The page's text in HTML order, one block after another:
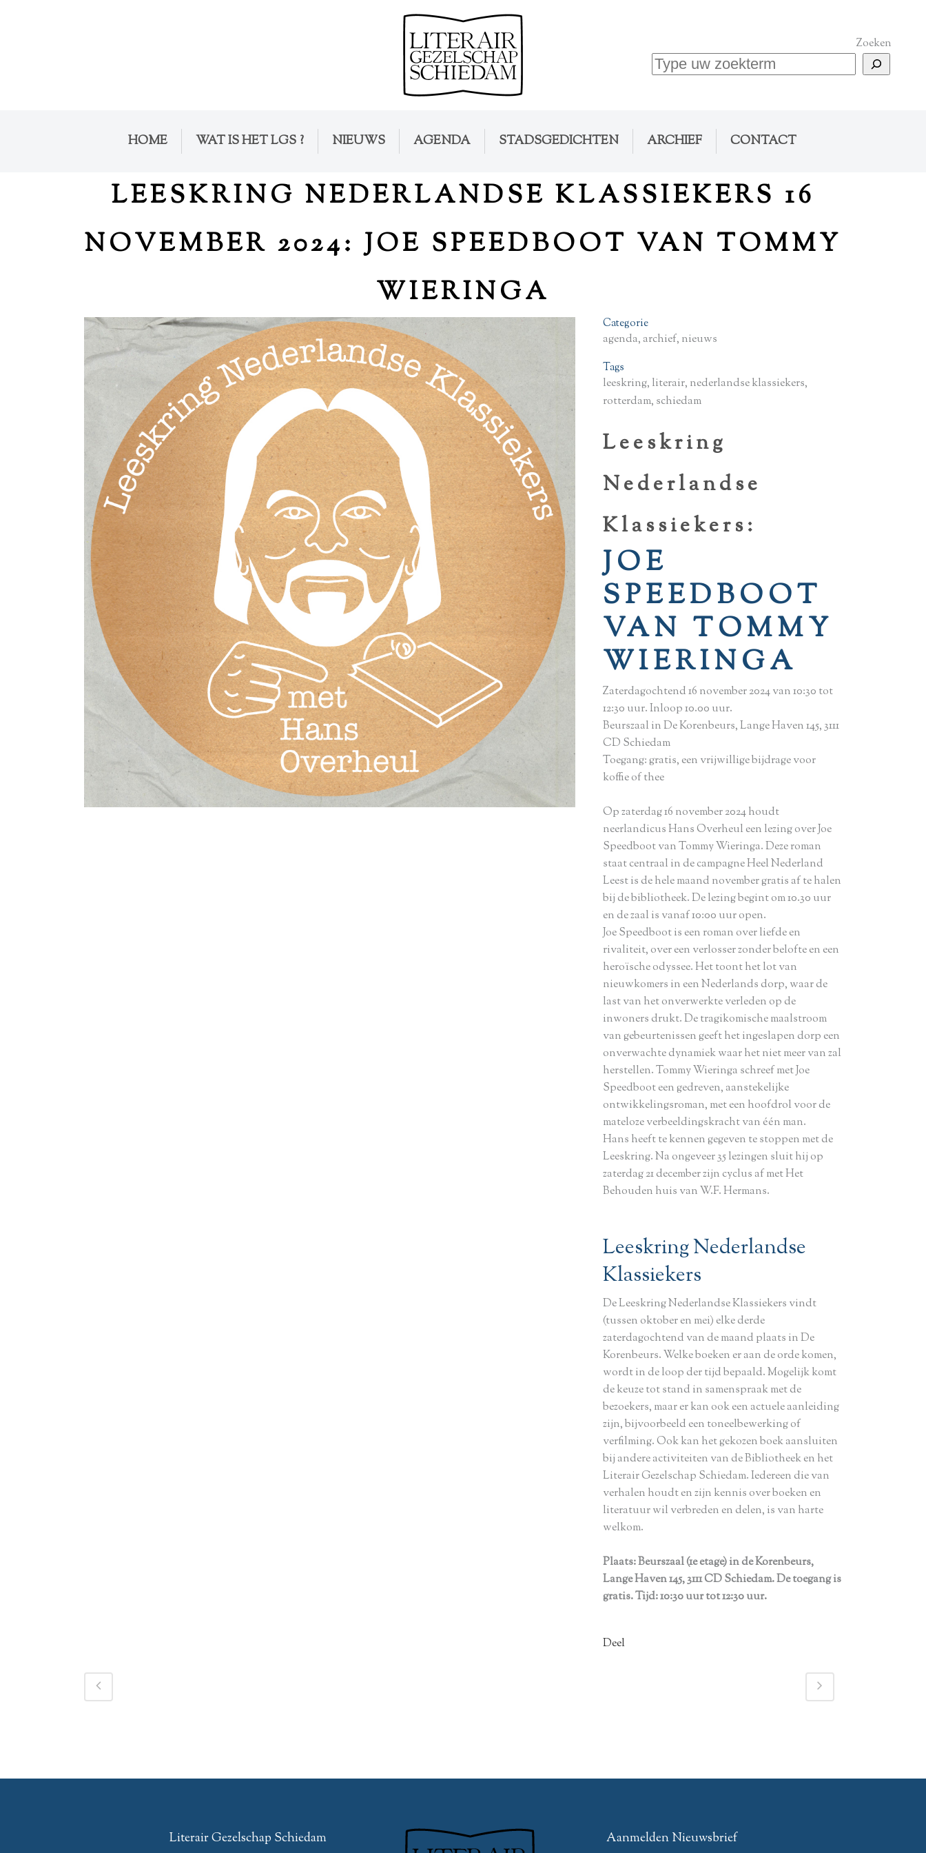
Zoeken
HOME WAT IS HET LGS ? NIEUWS AGENDA STADSGEDICHTEN ARCHIEF CONTACT
LEESKRING NEDERLANDSE KLASSIEKERS 16
NOVEMBER 2024: JOE SPEEDBOOT VAN TOMMY
WIERINGA
Categorie
agenda, archief, nieuws
Tags
leeskring, literair, nederlandse klassiekers,
rotterdam, schiedam
Leeskring
Nederlandse
Klassiekers:
JOE
SPEEDBOOT
VAN TOMMY
WIERINGA
Zaterdagochtend 16 november 2024 van 10:30 tot
12:30 uur. Inloop 10.00 uur.
Beurszaal in De Korenbeurs, Lange Haven 145, 3111
CD Schiedam
Toegang: gratis, een vrijwillige bijdrage voor
koffie of thee
Op zaterdag 16 november 2024 houdt
neerlandicus Hans Overheul een lezing over Joe
Speedboot van Tommy Wieringa. Deze roman
staat centraal in de campagne Heel Nederland
Leest is de hele maand november gratis af te halen
bij de bibliotheek. De lezing begint om 10.30 uur
en de zaal is vanaf 10:00 uur open.
Joe Speedboot is een roman over liefde en
rivaliteit, over een verlosser zonder belofte en een
heroïsche odyssee. Het toont het lot van
nieuwkomers in een Nederlands dorp, waar de
last van het onverwerkte verleden op de
inwoners drukt. De tragikomische maalstroom
van gebeurtenissen geeft het ingeslapen dorp een
onverwachte dynamiek waar het niet meer van zal
herstellen. Tommy Wieringa schreef met Joe
Speedboot een gedreven, aanstekelijke
ontwikkelingsroman, met een hoofdrol voor de
mateloze verbeeldingskracht van één man.
Hans heeft te kennen gegeven te stoppen met de
Leeskring. Na ongeveer 35 lezingen sluit hij op
zaterdag 21 december zijn cyclus af met Het
Behouden huis van W.F. Hermans.
Leeskring Nederlandse
Klassiekers
De Leeskring Nederlandse Klassiekers vindt
(tussen oktober en mei) elke derde
zaterdagochtend van de maand plaats in De
Korenbeurs. Welke boeken er aan de orde komen,
wordt in de loop der tijd bepaald. Mogelijk komt
de keuze tot stand in samenspraak met de
bezoekers, maar er kan ook een actuele aanleiding
zijn, bijvoorbeeld een toneelbewerking of
verfilming. Ook kan het gekozen boek aansluiten
bij andere activiteiten van de Bibliotheek en het
Literair Gezelschap Schiedam. Iedereen die van
verhalen houdt en zijn kennis over boeken en
literatuur wil verbreden en delen, is van harte
welkom.
Plaats: Beurszaal (1e etage) in de Korenbeurs,
Lange Haven 145, 3111 CD Schiedam. De toegang is
gratis. Tijd: 10:30 uur tot 12:30 uur.
Deel
Literair Gezelschap Schiedam Aanmelden Nieuwsbrief